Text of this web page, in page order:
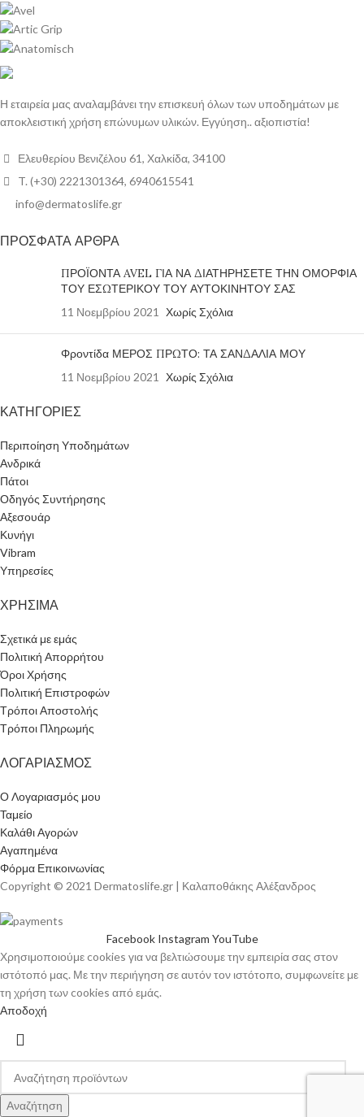
Η εταιρεία μας αναλαμβάνει την επισκευή όλων των υποδημάτων με
αποκλειστική χρήση επώνυμων υλικών. Εγγύηση.. αξιοπιστία!
Ελευθερίου Βενιζέλου 61, Χαλκίδα, 34100
T. (+30) 2221301364, 6940615541
info@dermatoslife.gr
ΠΡΟΣΦΑΤΑ ΑΡΘΡΑ
ΠΡΟΪΟΝΤΑ AVEL ΓΙΑ ΝΑ ΔΙΑΤΗΡΗΣΕΤΕ ΤΗΝ ΟΜΟΡΦΙΑ
ΤΟΥ ΕΣΩΤΕΡΙΚΟΥ ΤΟΥ ΑΥΤΟΚΙΝΗΤΟΥ ΣΑΣ
11 Νοεμβρίου 2021 Χωρίς Σχόλια
Φροντίδα ΜΕΡΟΣ ΠΡΩΤΟ: ΤΑ ΣΑΝΔΑΛΙΑ ΜΟΥ
11 Νοεμβρίου 2021 Χωρίς Σχόλια
ΚΑΤΗΓΟΡΙΕΣ
Περιποίηση Υποδημάτων
Ανδρικά
Πάτοι
Οδηγός Συντήρησης
Αξεσουάρ
Κυνήγι
Vibram
Υπηρεσίες
ΧΡΗΣΙΜΑ
Σχετικά με εμάς
Πολιτική Απορρήτου
Όροι Χρήσης
Πολιτική Επιστροφών
Τρόποι Αποστολής
Τρόποι Πληρωμής
ΛΟΓΑΡΙΑΣΜΟΣ
Ο Λογαριασμός μου
Ταμείο
Καλάθι Αγορών
Αγαπημένα
Φόρμα Επικοινωνίας
Copyright © 2021 Dermatoslife.gr | Καλαποθάκης Αλέξανδρος
Facebook Instagram YouTube
Χρησιμοποιούμε cookies για να βελτιώσουμε την εμπειρία σας στον
ιστότοπό μας. Με την περιήγηση σε αυτόν τον ιστότοπο, συμφωνείτε με
τη χρήση των cookies από εμάς.
Αποδοχή
Αναζήτηση